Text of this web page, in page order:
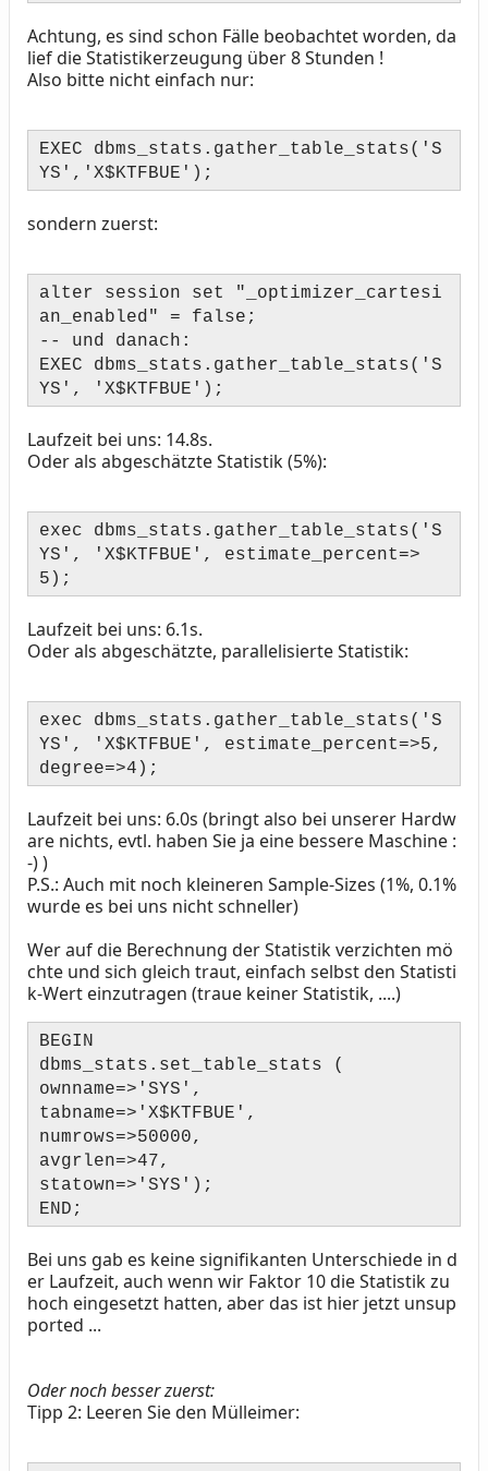
Achtung, es sind schon Fälle beobachtet worden, da
lief die Statistikerzeugung über 8 Stunden !
Also bitte nicht einfach nur:
EXEC dbms_stats.gather_table_stats('S
YS','X$KTFBUE');
sondern zuerst:
alter session set "_optimizer_cartesi
an_enabled" = false;
-- und danach:
EXEC dbms_stats.gather_table_stats('S
YS', 'X$KTFBUE');
Laufzeit bei uns: 14.8s.
Oder als abgeschätzte Statistik (5%):
exec dbms_stats.gather_table_stats('S
YS', 'X$KTFBUE', estimate_percent=>
5);
Laufzeit bei uns: 6.1s.
Oder als abgeschätzte, parallelisierte Statistik:
exec dbms_stats.gather_table_stats('S
YS', 'X$KTFBUE', estimate_percent=>5,
degree=>4);
Laufzeit bei uns: 6.0s (bringt also bei unserer Hardw
are nichts, evtl. haben Sie ja eine bessere Maschine :
-) )
P.S.: Auch mit noch kleineren Sample-Sizes (1%, 0.1%
wurde es bei uns nicht schneller)
Wer auf die Berechnung der Statistik verzichten mö
chte und sich gleich traut, einfach selbst den Statisti
k-Wert einzutragen (traue keiner Statistik, ....)
BEGIN
dbms_stats.set_table_stats (
ownname=>' SYS ',
tabname=>' X$KTFBUE ',
numrows=>50000,
avgrlen=>47,
statown=>'SYS');
END;
Bei uns gab es keine signifikanten Unterschiede in d
er Laufzeit, auch wenn wir Faktor 10 die Statistik zu
hoch eingesetzt hatten, aber das ist hier jetzt unsup
ported ...
Oder noch besser zuerst:
Tipp 2: Leeren Sie den Mülleimer: